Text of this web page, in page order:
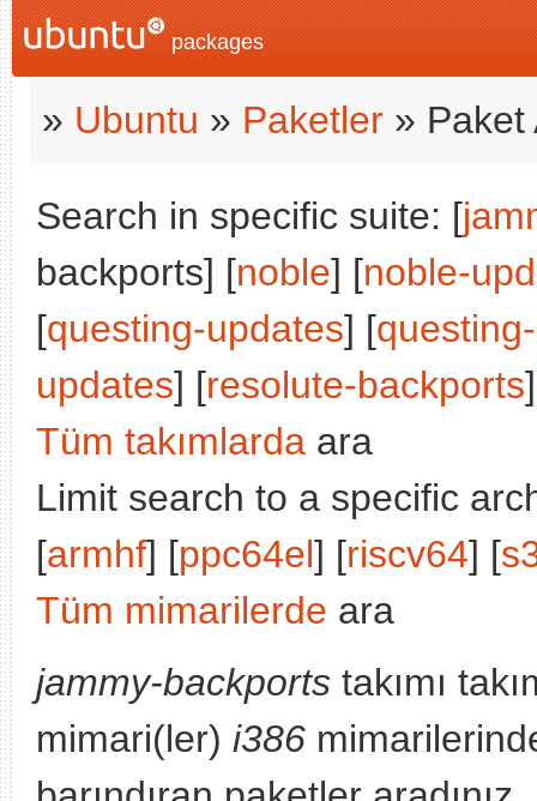
packages
» Ubuntu » Paketler » Paket
Search in specific suite: [
backports] [noble] [noble-
[questing-updates] [
updates] [resolute-backports
Tüm takımlarda ara
Limit search to a specific
[armhf] [ppc64el] [riscv64] [
Tüm mimarilerde ara
jammy-backports takımı
mimari(ler) i386